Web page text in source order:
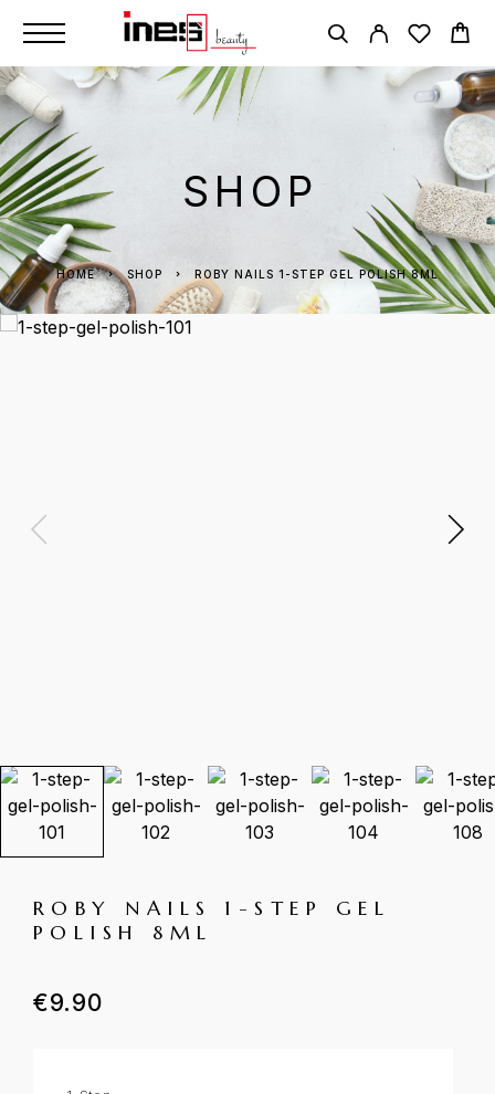
SHOP
HOME SHOP ROBY NAILS 1-STEP GEL POLISH 8ML
ROBY NAILS 1-STEP GEL
POLISH 8ML
€9.90